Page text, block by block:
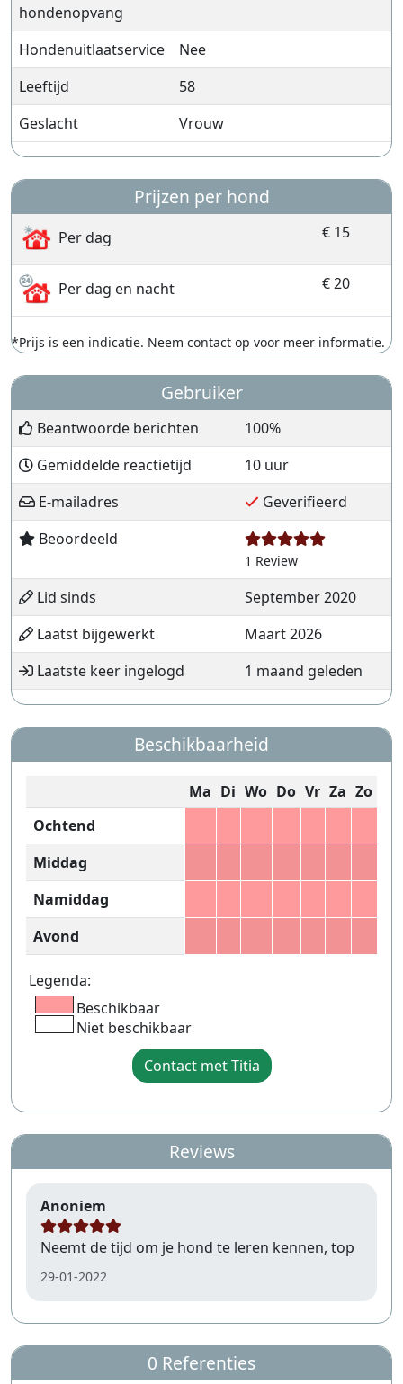
hondenopvang
Hondenuitlaatservice
Nee
Leeftijd
58
Geslacht
Vrouw
Prijzen per hond
Per dag € 15
Per dag en nacht € 20
*Prijs is een indicatie. Neem contact op voor meer informatie.
Gebruiker
Beantwoorde berichten
100%
Gemiddelde reactietijd
10 uur
E-mailadres
Geverifieerd
Beoordeeld
1 Review
Lid sinds
September 2020
Laatst bijgewerkt
Maart 2026
Laatste keer ingelogd
1 maand geleden
Beschikbaarheid
Ma Di Wo Do Vr Za Zo
Ochtend
Middag
Namiddag
Avond
Legenda:
Beschikbaar
Niet beschikbaar
Contact met Titia
Reviews
Anoniem
Neemt de tijd om je hond te leren kennen, top
29-01-2022
0 Referenties